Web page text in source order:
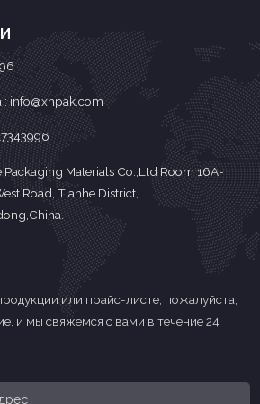
для
и сохранения
продуктов.
:info@xhpak.com
Materials Co.,Ltd Room 16A-
Road, Tianhe District,
или прайс-листе, пожалуйста,
и мы свяжемся с вами в течение 24